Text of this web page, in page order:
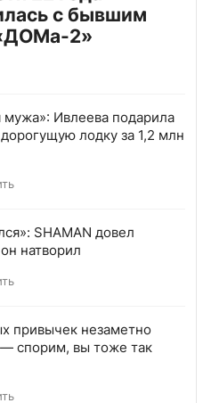
с бывшим
2»
мужа»: Ивлеева подарила
лодку за 1,2 млн
SHAMAN довел
натворил
привычек незаметно
спорим, вы тоже так